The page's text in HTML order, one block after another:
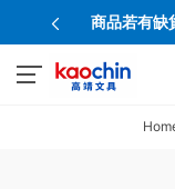
商品若有缺